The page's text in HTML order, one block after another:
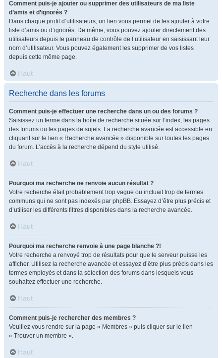
Comment puis-je ajouter ou supprimer des utilisateurs de ma liste
d’amis et d’ignorés ?
Dans chaque profil d’utilisateurs, un lien vous permet de les ajouter à votre
liste d’amis ou d’ignorés. De même, vous pouvez ajouter directement des
utilisateurs depuis le panneau de contrôle de l’utilisateur en saisissant leur
nom d’utilisateur. Vous pouvez également les supprimer de vos listes
depuis cette même page.
Haut
Recherche dans les forums
Comment puis-je effectuer une recherche dans un ou des forums ?
Saisissez un terme dans la boîte de recherche située sur l’index, les pages
des forums ou les pages de sujets. La recherche avancée est accessible en
cliquant sur le lien « Recherche avancée » disponible sur toutes les pages
du forum. L’accès à la recherche dépend du style utilisé.
Haut
Pourquoi ma recherche ne renvoie aucun résultat ?
Votre recherche était probablement trop vague ou incluait trop de termes
communs qui ne sont pas indexés par phpBB. Essayez d’être plus précis et
d’utiliser les différents filtres disponibles dans la recherche avancée.
Haut
Pourquoi ma recherche renvoie à une page blanche ?!
Votre recherche a renvoyé trop de résultats pour que le serveur puisse les
afficher. Utilisez la recherche avancée et essayez d’être plus précis dans les
termes employés et dans la sélection des forums dans lesquels vous
souhaitez effectuer une recherche.
Haut
Comment puis-je rechercher des membres ?
Veuillez vous rendre sur la page « Membres » puis cliquer sur le lien
« Trouver un membre ».
Haut